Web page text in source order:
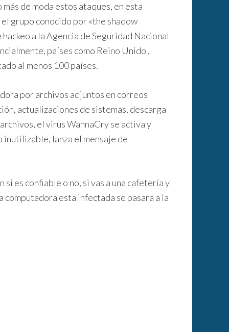
de moda estos ataques, en esta
grupo conocido por «the shadow
a la Agencia de Seguridad Nacional
países como Reino Unido ,
al menos 100 países.
por archivos adjuntos en correos
actualizaciones de sistemas, descarga
el virus WannaCry se activa y
lanza el mensaje de
es confiable o no, si vas a una cafetería y
computadora esta infectada se pasara a la